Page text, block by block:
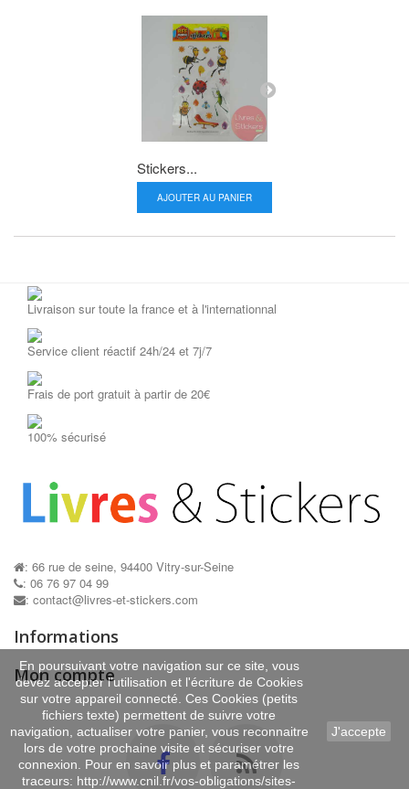
Stickers...
AJOUTER AU PANIER
Stickers...
Livraison sur toute la france et à l'internationnal
Service client réactif 24h/24 et 7j/7
Frais de port gratuit à partir de 20€
100% sécurisé
: 66 rue de seine, 94400 Vitry-sur-Seine
: 06 76 97 04 99
: contact@livres-et-stickers.com
Informations
Mon compte
En poursuivant votre navigation sur ce site, vous
devez accepter l’utilisation et l'écriture de Cookies
sur votre appareil connecté. Ces Cookies (petits
fichiers texte) permettent de suivre votre
navigation, actualiser votre panier, vous reconnaitre
lors de votre prochaine visite et sécuriser votre
connexion. Pour en savoir plus et paramétrer les
traceurs: http://www.cnil.fr/vos-obligations/sites-
J'accepte